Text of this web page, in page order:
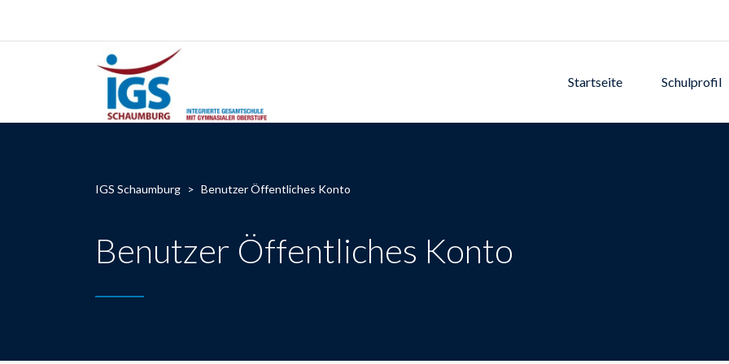
Startseite Schulprofil
IGS Schaumburg > Benutzer Öffentliches Konto
Benutzer Öffentliches Konto